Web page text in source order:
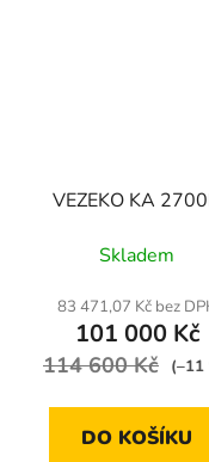
VEZEKO KA
Skladem
83 471,07 Kč bez
101 000 Kč
114 600 Kč (–11
DO KOŠÍKU